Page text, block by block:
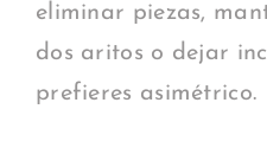
eliminar piezas,
dos aritos o dejar
prefieres asimétrico.